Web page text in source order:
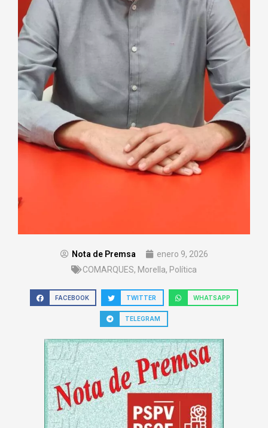
Nota de Premsa
enero 9, 2026
COMARQUES, Morella, Política
FACEBOOK TWITTER WHATSAPP
TELEGRAM